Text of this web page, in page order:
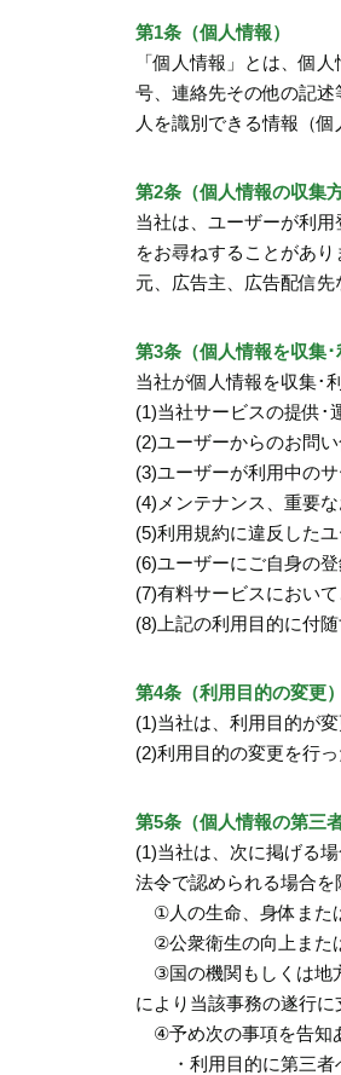
第1条（個人情報）
「個人情報」とは、個
号、連絡先その他の記
人を識別できる情報（個
第2条（個人情報の収集方
当社は、ユーザーが利
をお尋ねすることがあ
元、広告主、広告配信
第3条（個人情報を収集･
当社が個人情報を収集･
(1)当社サービスの提供･
(2)ユーザーからのお問
(3)ユーザーが利用中の
(4)メンテナンス、重要
(5)利用規約に違反した
(6)ユーザーにご自身の
(7)有料サービスにおい
(8)上記の利用目的に付
第4条（利用目的の変更）
(1)当社は、利用目的が
(2)利用目的の変更を行
第5条（個人情報の第三者
(1)当社は、次に掲げる
法令で認められる場合を
①人の生命、身体また
②公衆衛生の向上また
③国の機関もしくは地
により当該事務の遂行
④予め次の事項を告知
・利用目的に第三者